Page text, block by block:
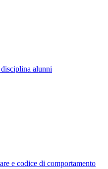
alunni
e codice di comportamento